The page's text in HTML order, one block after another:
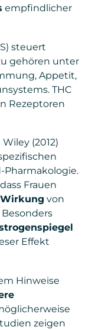
empfindlicher
steuert
gehören unter
Appetit,
THC
Rezeptoren
(2012)
Pharmakologie.
Frauen
von
Effekt
Hinweise
zeigen